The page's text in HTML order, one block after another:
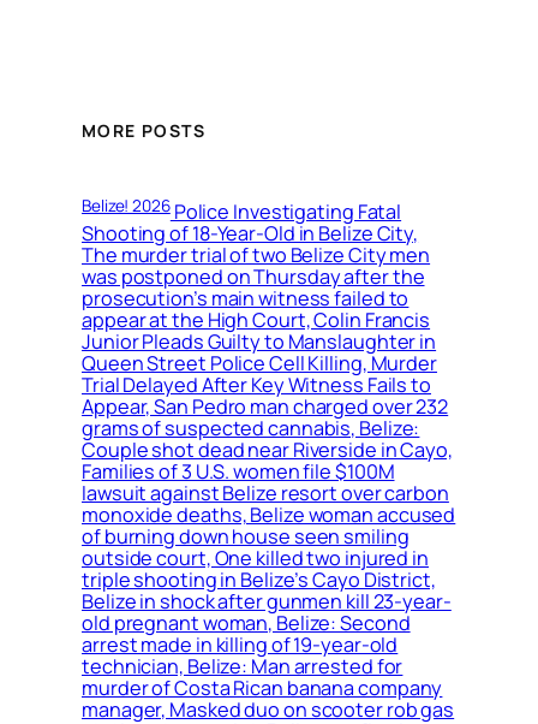
MORE POSTS
Belize! 2026Police Investigating Fatal
Shooting of 18-Year-Old in Belize City,
The murder trial of two Belize City men
was postponed on Thursday after the
prosecution’s main witness failed to
appear at the High Court, Colin Francis
Junior Pleads Guilty to Manslaughter in
Queen Street Police Cell Killing, Murder
Trial Delayed After Key Witness Fails to
Appear, San Pedro man charged over 232
grams of suspected cannabis, Belize:
Couple shot dead near Riverside in Cayo,
Families of 3 U.S. women file $100M
lawsuit against Belize resort over carbon
monoxide deaths, Belize woman accused
of burning down house seen smiling
outside court, One killed two injured in
triple shooting in Belize’s Cayo District,
Belize in shock after gunmen kill 23-year-
old pregnant woman, Belize: Second
arrest made in killing of 19-year-old
technician, Belize: Man arrested for
murder of Costa Rican banana company
manager, Masked duo on scooter rob gas